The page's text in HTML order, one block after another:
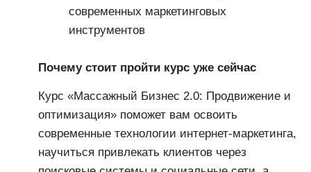
современных маркетинговых
инструментов
Почему стоит пройти курс уже сейчас
Курс «Массажный Бизнес 2.0: Продвижение и
оптимизация» поможет вам освоить
современные технологии интернет-маркетинга,
научиться привлекать клиентов через